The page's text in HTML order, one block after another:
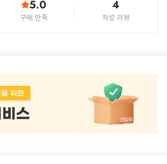
5.0
구매 만족
4
작성 리뷰